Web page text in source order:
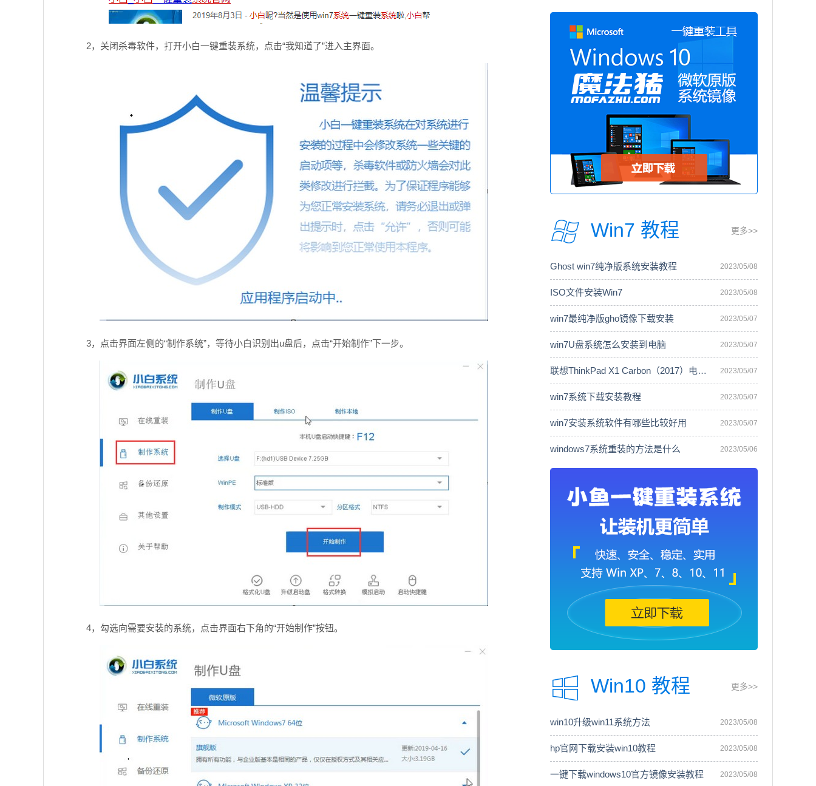
2，关闭杀毒软件，打开小白一键重装系统，点击“我知道了”进入主界面。
3，点击界面左侧的“制作系统”，等待小白识别出u盘后，点击“开始制作”下一步。
4，勾选向需要安装的系统，点击界面右下角的“开始制作”按钮。
Win7 教程 更多>>
Ghost win7纯净版系统安装教程 2023/05/08
ISO文件安装Win7 2023/05/08
win7最纯净版gho镜像下载安装 2023/05/07
win7U盘系统怎么安装到电脑 2023/05/07
联想ThinkPad X1 Carbon（2017）电脑安 2023/05/07
win7系统下载安装教程 2023/05/07
win7安装系统软件有哪些比较好用 2023/05/07
windows7系统重装的方法是什么 2023/05/06
Win10 教程 更多>>
win10升级win11系统方法 2023/05/08
hp官网下载安装win10教程 2023/05/08
一键下载windows10官方镜像安装教程 2023/05/08